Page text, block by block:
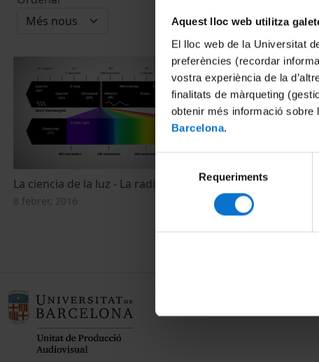
Aquest lloc web utilitza
El lloc web de la Universitat
preferències (recordar
vostra experiència de la
finalitats de màrqueting
obtenir més informació sobre
Barcelona.
consentiment
Requeriments
La ciencia de la luz - La radiación THZ
8 febrer, 2016
La ciència de
16 novembre,